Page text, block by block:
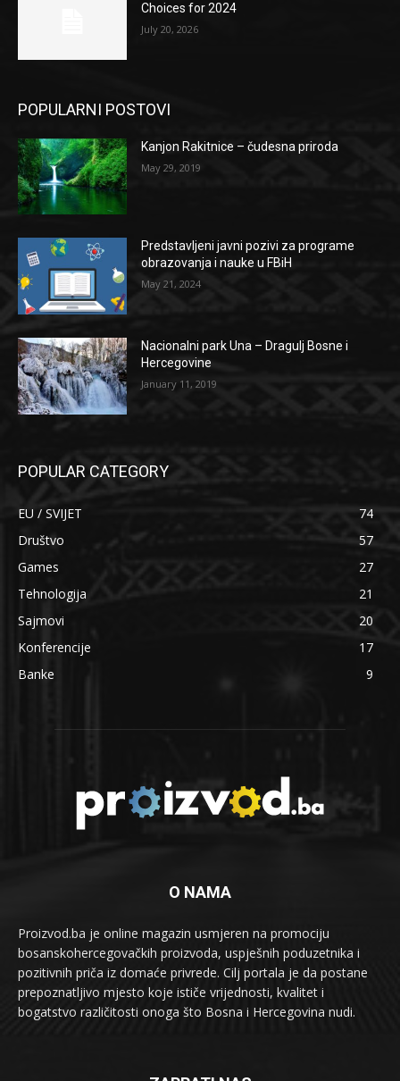
Choices for 2024
July 20, 2026
POPULARNI POSTOVI
Kanjon Rakitnice – čudesna priroda
May 29, 2019
Predstavljeni javni pozivi za programe
obrazovanja i nauke u FBiH
May 21, 2024
Nacionalni park Una – Dragulj Bosne i
Hercegovine
January 11, 2019
POPULAR CATEGORY
EU / SVIJET
74
Društvo
57
Games
27
Tehnologija
21
Sajmovi
20
Konferencije
17
Banke
9
O NAMA
Proizvod.ba je online magazin usmjeren na promociju
bosanskohercegovačkih proizvoda, uspješnih poduzetnika i
pozitivnih priča iz domaće privrede. Cilj portala je da postane
prepoznatljivo mjesto koje ističe vrijednosti, kvalitet i
bogatstvo različitosti onoga što Bosna i Hercegovina nudi.